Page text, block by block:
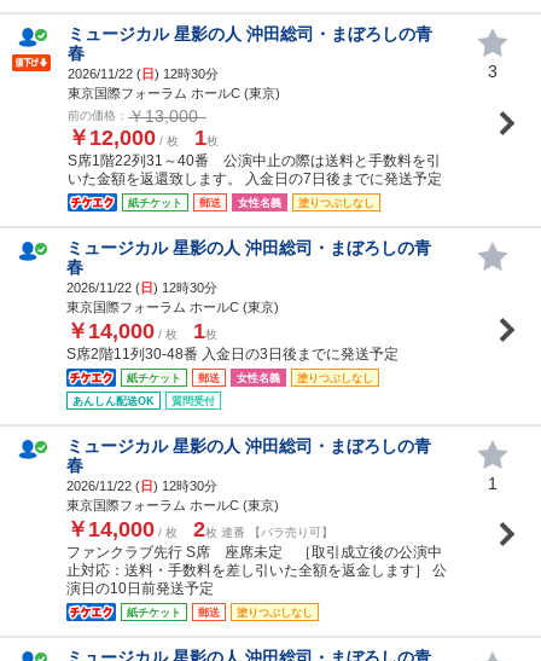
ミュージカル 星影の人 沖田総司・まぼろしの青
春
2026/11/22 (日) 12時30分
東京国際フォーラム ホールC (東京)
前の価格： ￥13,000
￥12,000 / 枚 1枚
S席1階22列31～40番 公演中止の際は送料と手数料を引
いた金額を返還致します。 入金日の7日後までに発送予定
紙チケット 郵送 女性名義 塗りつぶしなし
3
ミュージカル 星影の人 沖田総司・まぼろしの青
春
2026/11/22 (日) 12時30分
東京国際フォーラム ホールC (東京)
￥14,000 / 枚 1枚
S席2階11列30-48番 入金日の3日後までに発送予定
紙チケット 郵送 女性名義
塗りつぶしなし
あんしん配送OK
質問受付
ミュージカル 星影の人 沖田総司・まぼろしの青
春
2026/11/22 (日) 12時30分
東京国際フォーラム ホールC (東京)
￥14,000 / 枚 2枚 連番 【バラ売り可】
ファンクラブ先行 S席 座席未定 ［取引成立後の公演中
止対応：送料・手数料を差し引いた全額を返金します］ 公
演日の10日前発送予定
紙チケット 郵送 塗りつぶしなし
1